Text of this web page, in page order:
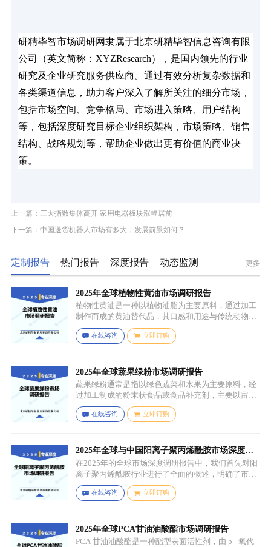
研精毕智市场调研网隶属于北京研精毕智信息咨询有限
公司（英文简称：XYZResearch），是国内领先的行业
研究及企业研究服务供应商。通过有效分析复杂数据和
各类渠道信息，助力客户深入了解所关注的细分市场，
包括市场空间、竞争格局、市场进入策略、用户结构
等，包括深度研究目标企业组织架构，市场策略、销售
结构、战略规划等，帮助企业做出更有价值的商业决
策。
上一篇：三大指数集体高开 家用电器板块涨幅居前
下一篇：中国送货机器人市场有多大，发展前景如何？
定制报告 热门报告 深度报告 动态监测 更多
2025年全球植物性黄油市场调研报告
植物性黄油是一种以植物油脂为主要原料，通过加工
制作而成的黄油替代品，其口感和用途与传统动物黄
油较为相似，常见的有大豆油、菜籽油、椰子油、棕
榈油等，这些植物油脂经过精炼、氢化或酯交换等工
用香精、色素等，以改善口感、延长保质期和调整风
味。
在线咨询 立即订购
2025年全球蔬果绿粉市场调研报告
蔬果绿粉通常是指以绿色蔬菜和水果为主要原料，经
过加工制成的粉末状食品或食品补充剂，主要以富含
叶绿素、膳食纤维、维生素、矿物质等营养成分的绿
色蔬菜和水果为原料，常见的包括菠菜、羽衣甘蓝、
等，有时也会搭配其他颜色的蔬果（如胡萝卜、甜菜
根等）以丰富营养等绿色水果。
在线咨询 立即订购
2025年全球与中国阳离子聚丙烯酰胺市场深度调
研报告：行业趋势与投资前景分析
在2025年的全球市场深度调研报告中，我们首先对阳
离子聚丙烯酰胺行业进行了全面的概述，明确了市场
细分与应用场景。通过对细分产品的定义与特点进行
深入分析，我们揭示了关键应用场景及其客群洞察。
在线咨询 立即订购
2025年全球PCA甘油油酸酯市场调研报告
PCA 甘油油酸酯是一种酯型表面活性剂，由 5 - 氧代 -